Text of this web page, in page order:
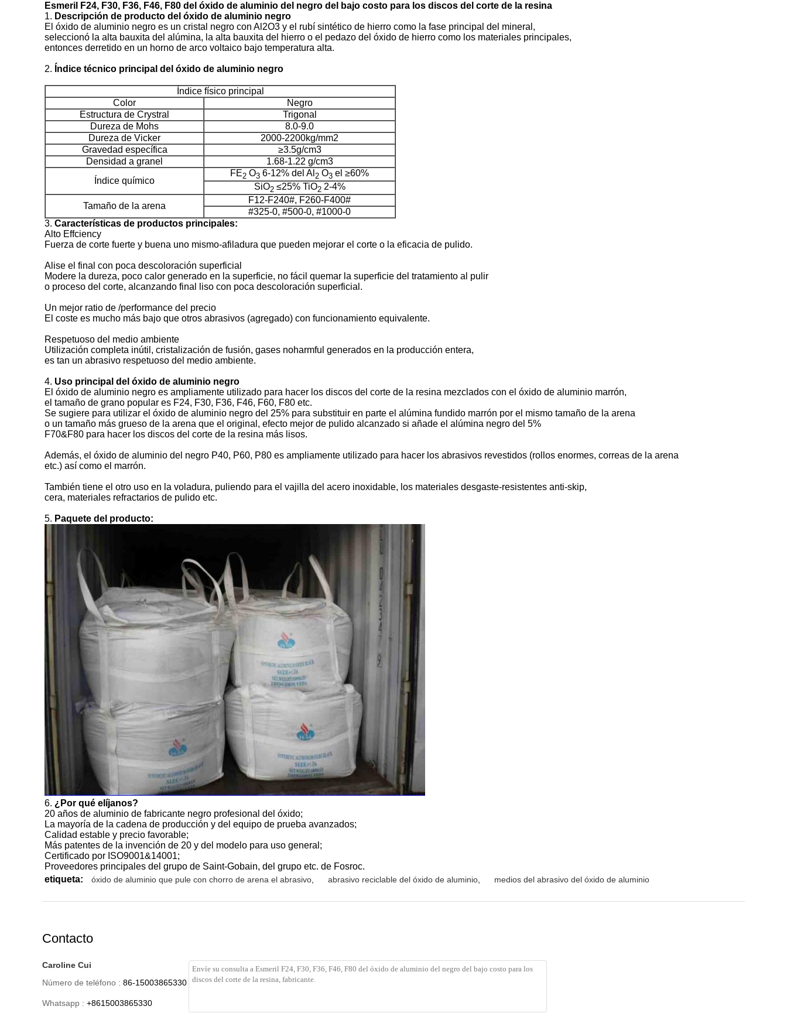
Esmeril F24, F30, F36, F46, F80 del óxido de aluminio del negro del bajo costo para los discos del corte de la resina
1. Descripción de producto del óxido de aluminio negro
El óxido de aluminio negro es un cristal negro con Al2O3 y el rubí sintético de hierro como la fase principal del mineral,
seleccionó la alta bauxita del alúmina, la alta bauxita del hierro o el pedazo del óxido de hierro como los materiales principales,
entonces derretido en un horno de arco voltaico bajo temperatura alta.
2. Índice técnico principal del óxido de aluminio negro
Índice físico principal
Color
Negro
Estructura de Crystral
Trigonal
Dureza de Mohs
8.0-9.0
Dureza de Vicker
2000-2200kg/mm2
Gravedad específica
≥3.5g/cm3
Densidad a granel
1.68-1.22 g/cm3
Índice químico
FE2 O3 6-12% del Al 2 O3 el ≥60%
SiO2≤25% TiO22-4%
Tamaño de la arena
F12-F240#, F260-F400#
#325-0, #500-0, #1000-0
3. Características de productos principales:
Alto Effciency
Fuerza de corte fuerte y buena uno mismo-afiladura que pueden mejorar el corte o la eficacia de pulido.
Alise el final con poca descoloración superficial
Modere la dureza, poco calor generado en la superficie, no fácil quemar la superficie del tratamiento al pulir
o proceso del corte, alcanzando final liso con poca descoloración superficial.
Un mejor ratio de /performance del precio
El coste es mucho más bajo que otros abrasivos (agregado) con funcionamiento equivalente.
Respetuoso del medio ambiente
Utilización completa inútil, cristalización de fusión, gases noharmful generados en la producción entera,
es tan un abrasivo respetuoso del medio ambiente.
4. Uso principal del óxido de aluminio negro
El óxido de aluminio negro es ampliamente utilizado para hacer los discos del corte de la resina mezclados con el óxido de aluminio marrón,
el tamaño de grano popular es F24, F30, F36, F46, F60, F80 etc.
Se sugiere para utilizar el óxido de aluminio negro del 25% para substituir en parte el alúmina fundido marrón por el mismo tamaño de la arena
o un tamaño más grueso de la arena que el original, efecto mejor de pulido alcanzado si añade el alúmina negro del 5%
F70&F80 para hacer los discos del corte de la resina más lisos.
Además, el óxido de aluminio del negro P40, P60, P80 es ampliamente utilizado para hacer los abrasivos revestidos (rollos enormes, correas de la arena
etc.) así como el marrón.
También tiene el otro uso en la voladura, puliendo para el vajilla del acero inoxidable, los materiales desgaste-resistentes anti-skip,
cera, materiales refractarios de pulido etc.
5. Paquete del producto:
6. ¿Por qué elíjanos?
20 años de aluminio de fabricante negro profesional del óxido;
La mayoría de la cadena de producción y del equipo de prueba avanzados;
Calidad estable y precio favorable;
Más patentes de la invención de 20 y del modelo para uso general;
Certificado por ISO9001&14001;
Proveedores principales del grupo de Saint-Gobain, del grupo etc. de Fosroc.
etiqueta:
óxido de aluminio que pule con chorro de arena el abrasivo abrasivo reciclable del óxido de aluminio medios del abrasivo del óxido de aluminio
Contacto
Caroline Cui
Número de teléfono : 86-15003865330
Whatsapp : +8615003865330